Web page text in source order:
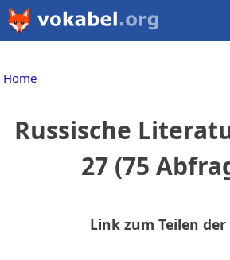
Home
Russische
27 (75
Link zum Teilen der